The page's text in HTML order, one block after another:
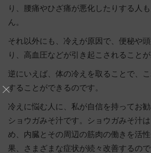
り、腰痛やひざ痛が悪化したりする人
ん。
それ以外にも、冷えが原因で、便秘や
り、高血圧などが引き起こされることが
逆にいえば、体の冷えを取ることで、
することができるのです。
冷えに悩む人に、私が自信を持ってお勧
ショウガみそ汁です。ショウガみそ汁
め、内臓とその周辺の筋肉の働きを活
果、さまざまな症状が続々改善するので